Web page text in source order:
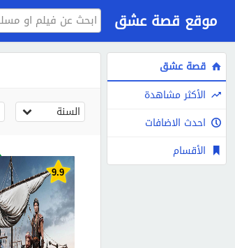
موقع قصة عشق
قصة عشق
الأكثر مشاهدة
احدث الاضافات
الأقسام
السنة
9.9